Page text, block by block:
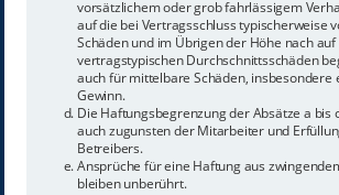
vorsätzlichem oder grob fahrlässigem
auf die bei Vertragsschluss typischerweise
Schäden und im Übrigen der Höhe nach auf
vertragstypischen Durchschnittsschäden
auch für mittelbare Schäden, insbesondere
Gewinn.
Die Haftungsbegrenzung der Absätze a bis
auch zugunsten der Mitarbeiter und
Betreibers.
Ansprüche für eine Haftung aus
bleiben unberührt.